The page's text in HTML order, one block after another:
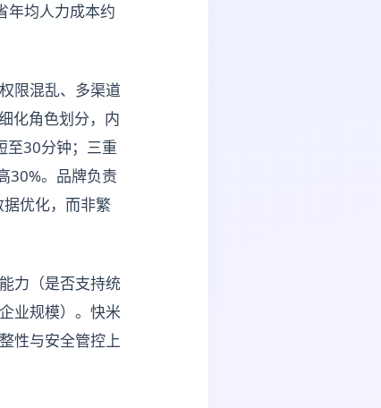
年均人力成本约
限混乱、多渠道
化角色划分，内
至30分钟；三重
30%。品牌负责
优化，而非繁
力（是否支持统
业规模）。快米
性与安全管控上